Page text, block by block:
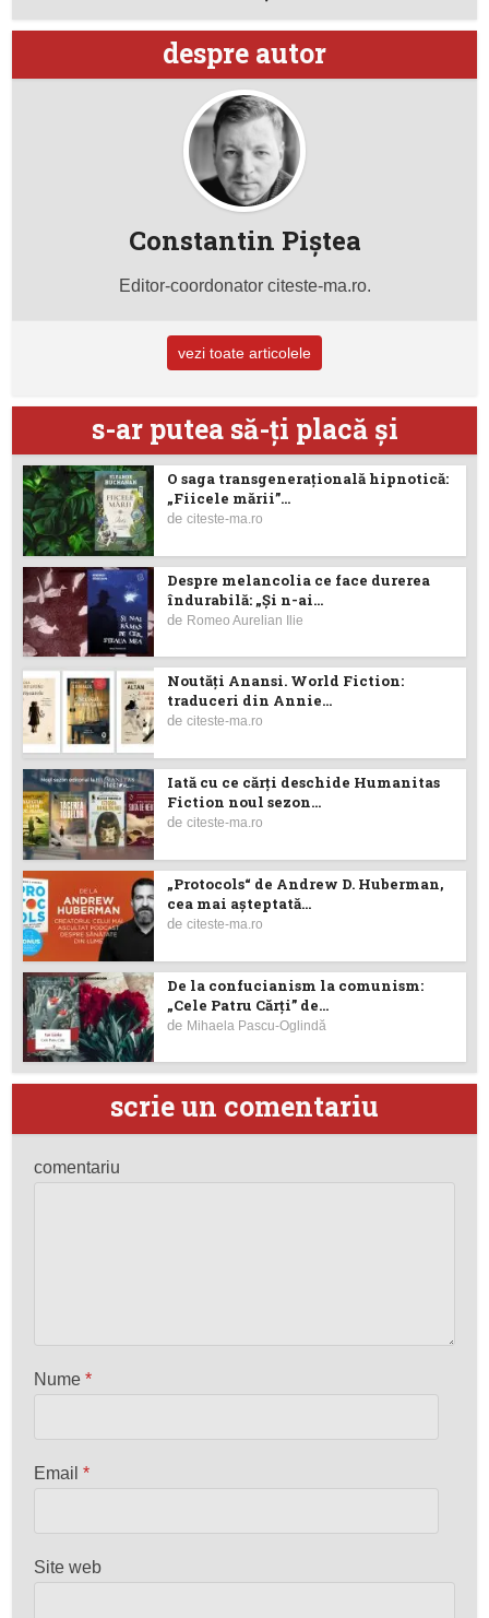
despre autor
Constantin Piştea
Editor-coordonator citeste-ma.ro.
vezi toate articolele
s-ar putea să-ţi placă şi
O saga transgenerațională hipnotică:
„Fiicele mării”...
deciteste-ma.ro
Despre melancolia ce face durerea
îndurabilă: „Și n-ai...
de Romeo Aurelian Ilie
Noutăţi Anansi. World Fiction:
traduceri din Annie...
deciteste-ma.ro
Iată cu ce cărţi deschide Humanitas
Fiction noul sezon...
deciteste-ma.ro
„Protocols“ de Andrew D. Huberman,
cea mai așteptată...
deciteste-ma.ro
De la confucianism la comunism:
„Cele Patru Cărți” de...
de Mihaela Pascu-Oglindă
scrie un comentariu
comentariu
Nume*
Email*
Site web